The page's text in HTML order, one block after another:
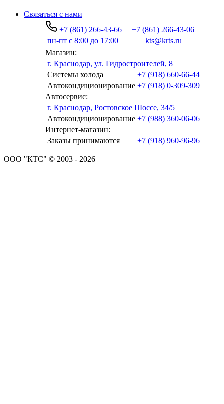
Связаться с нами
+7 (861) 266-43-66
+7 (861) 266-43-06
пн-пт с 8:00 до 17:00
kts@krts.ru
Магазин:
г. Краснодар, ул. Гидростроителей, 8
Системы холода
+7 (918) 660-66-44
Автокондиционирование +7 (918) 0-309-309
Автосервис:
г. Краснодар, Ростовское Шоссе, 34/5
Автокондиционирование +7 (988) 360-06-06
Интернет-магазин:
Заказы принимаются
+7 (918) 960-96-96
ООО "КТС" © 2003 - 2026